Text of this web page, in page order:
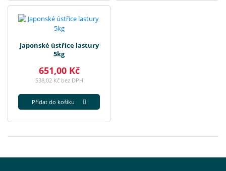
Japonské ústřice lastury
5kg
651,00 Kč
538,02 Kč bez DPH
Přidat do košíku